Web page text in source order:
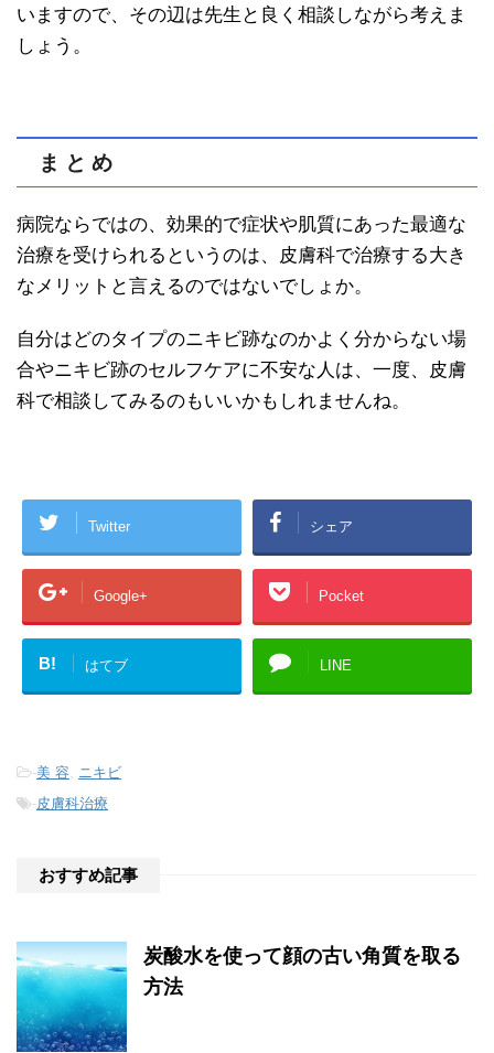
いますので、その辺は先生と良く相談しながら考えま
しょう。
ま と め
病院ならではの、効果的で症状や肌質にあった最適な
治療を受けられるというのは、皮膚科で治療する大き
なメリットと言えるのではないでしょか。
自分はどのタイプのニキビ跡なのかよく分からない場
合やニキビ跡のセルフケアに不安な人は、一度、皮膚
科で相談してみるのもいいかもしれませんね。
Twitter シェア
Google+ Pocket
B! はてブ LINE
-美 容, ニキビ
-皮膚科治療
おすすめ記事
炭酸水を使って顔の古い角質を取る
方法